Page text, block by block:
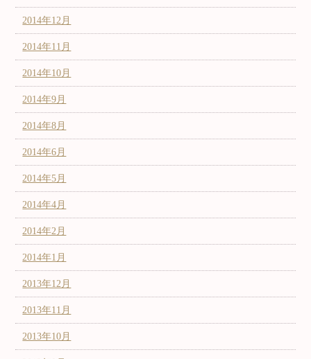
2014年12月
2014年11月
2014年10月
2014年9月
2014年8月
2014年6月
2014年5月
2014年4月
2014年2月
2014年1月
2013年12月
2013年11月
2013年10月